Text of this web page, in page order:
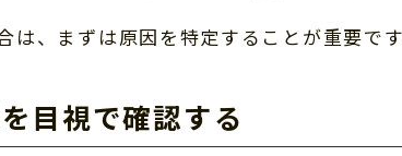
は、まずは原因を特定することが重要です
目視で確認する